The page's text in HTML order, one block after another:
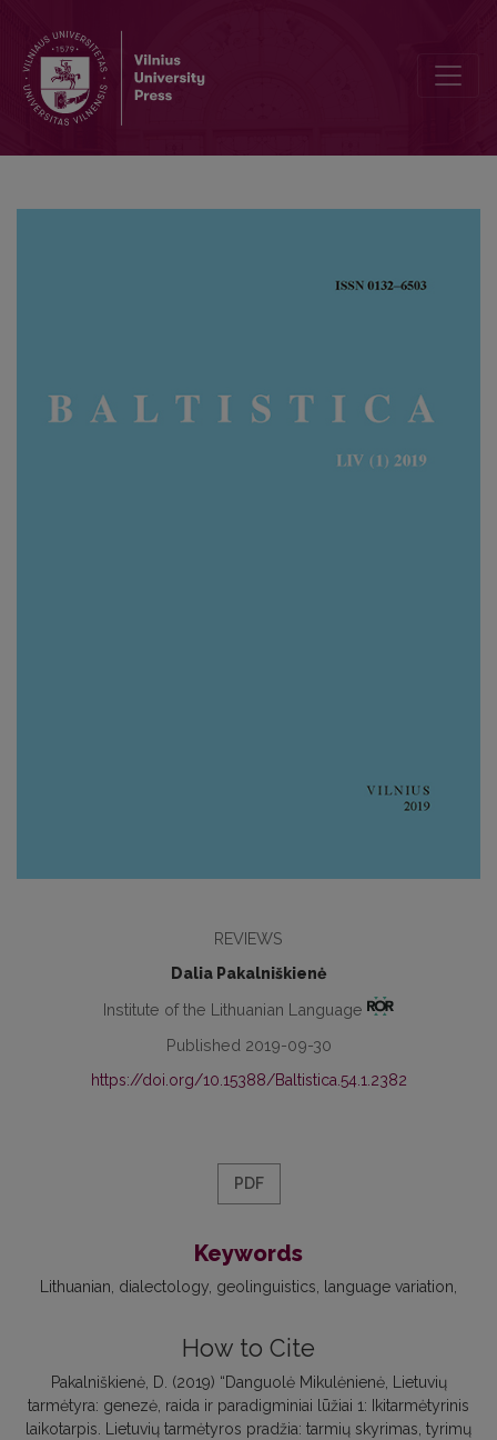
REVIEWS
Dalia Pakalniškienė
Institute of the Lithuanian Language
Published 2019-09-30
https://doi.org/10.15388/Baltistica.54.1.2382
PDF
Keywords
Lithuanian dialectology geolinguistics language variation
How to Cite
Pakalniškienė, D. (2019) “Danguolė Mikulėnienė, Lietuvių
tarmėtyra: genezė, raida ir paradigminiai lūžiai 1: Ikitarmėtyrinis
laikotarpis. Lietuvių tarmėtyros pradžia: tarmių skyrimas, tyrimų